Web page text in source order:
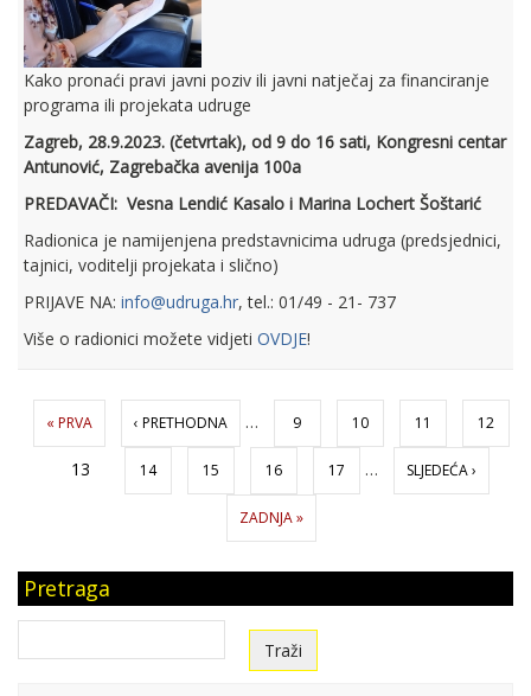
Kako pronaći pravi javni poziv ili javni natječaj za financiranje
programa ili projekata udruge
Zagreb, 28.9.2023. (četvrtak), od 9 do 16 sati, Kongresni centar
Antunović, Zagrebačka avenija 100a
PREDAVAČI: Vesna Lendić Kasalo i Marina Lochert Šoštarić
Radionica je namijenjena predstavnicima udruga (predsjednici,
tajnici, voditelji projekata i slično)
PRIJAVE NA: info@udruga.hr, tel.: 01/49 - 21- 737
Više o radionici možete vidjeti OVDJE!
Stranice
« PRVA ‹ PRETHODNA … 9 10 11 12
13 14 15 16 17 … SLJEDEĆA ›
ZADNJA »
Pretraga